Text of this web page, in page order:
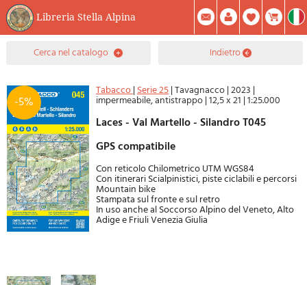
Libreria Stella Alpina
0 Prodotto(i) Attualmente Nel Carrello Riepilogo
Facebook
Registrati Mod. Password
cerca nel catalogo indietro
-5%
Tabacco|Serie 25|Tavagnacco|2023 |
impermeabile, antistrappo|12,5 x 21 |1:25.000
Laces - Val Martello - Silandro T045
GPS compatibile
Con reticolo Chilometrico UTM WGS84
Con itinerari Scialpinistici, piste ciclabili e percorsi
Mountain bike
Stampata sul fronte e sul retro
In uso anche al Soccorso Alpino del Veneto, Alto
Adige e Friuli Venezia Giulia